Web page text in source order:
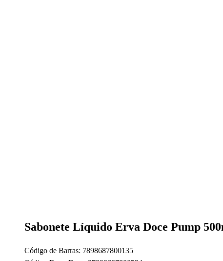
Sabonete Líquido Erva Doce Pump
Código de Barras: 7898687800135